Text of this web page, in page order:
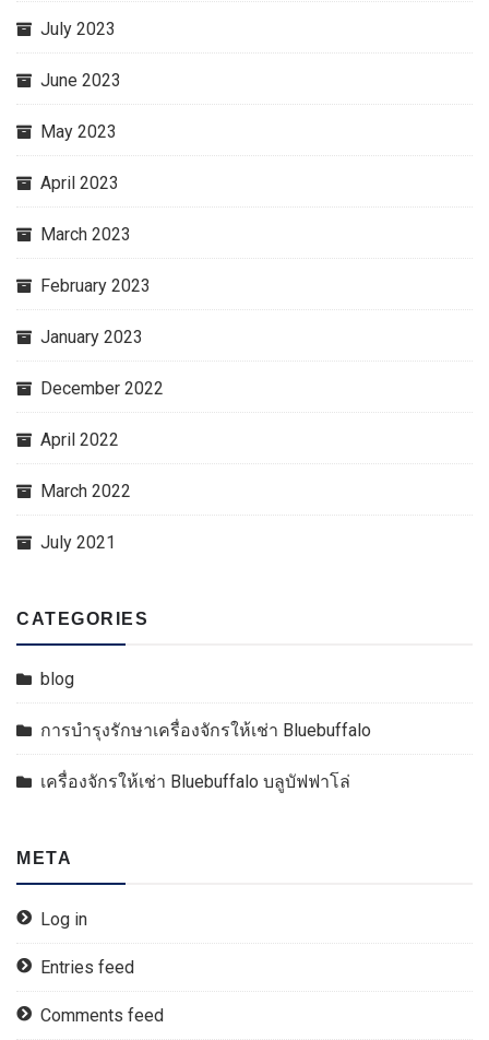
July 2023
June 2023
May 2023
April 2023
March 2023
February 2023
January 2023
December 2022
April 2022
March 2022
July 2021
CATEGORIES
blog
การบำรุงรักษาเครื่องจักรให้เช่า Bluebuffalo
เครื่องจักรให้เช่า Bluebuffalo บลูบัฟฟาโล่
META
Log in
Entries feed
Comments feed